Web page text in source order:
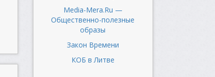
Media-Mera.Ru —
Общественно-полезные
образы
Закон Времени
КОБ в Литве